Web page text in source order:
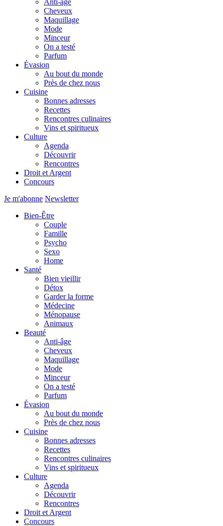
Anti-âge
Cheveux
Maquillage
Mode
Minceur
On a testé
Parfum
Évasion
Au bout du monde
Près de chez nous
Cuisine
Bonnes adresses
Recettes
Rencontres culinaires
Vins et spiritueux
Culture
Agenda
Découvrir
Rencontres
Droit et Argent
Concours
Je m'abonne Newsletter
Bien-Être
Couple
Famille
Psycho
Sexo
Home
Santé
Bien vieillir
Détox
Garder la forme
Médecine
Ménopause
Animaux
Beauté
Anti-âge
Cheveux
Maquillage
Mode
Minceur
On a testé
Parfum
Évasion
Au bout du monde
Près de chez nous
Cuisine
Bonnes adresses
Recettes
Rencontres culinaires
Vins et spiritueux
Culture
Agenda
Découvrir
Rencontres
Droit et Argent
Concours